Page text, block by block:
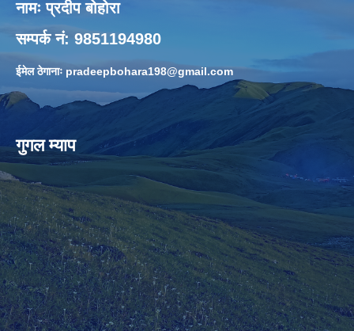
नामः प्रदीप बोहोरा
सम्पर्क नं: 9851194980
ईमेल ठेगानाः pradeepbohara198@gmail.com
गुगल म्याप